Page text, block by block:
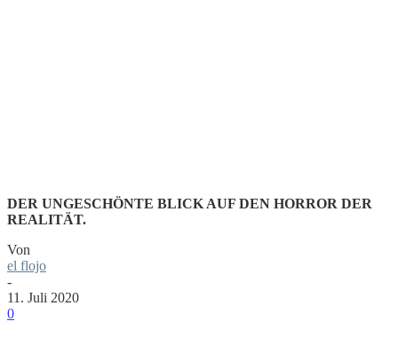
DER UNGESCHÖNTE BLICK AUF DEN HORROR DER
REALITÄT.
Von
el flojo
-
11. Juli 2020
0